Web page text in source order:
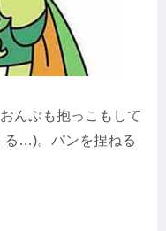
んぶも抱っこもして
る…)。パンを捏ねる